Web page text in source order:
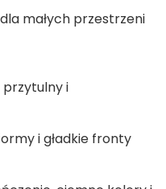
małych przestrzeni
przytulny i
i gładkie fronty